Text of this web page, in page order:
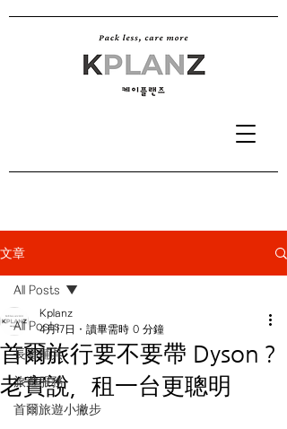
文章
All Posts
長者輔具
旅遊服務
首爾旅遊小撇步
All Posts
首爾旅行要不要帶 Dyson？
老實說，租一台更聰明
Kplanz
4月17日
讀畢需時 0 分鐘